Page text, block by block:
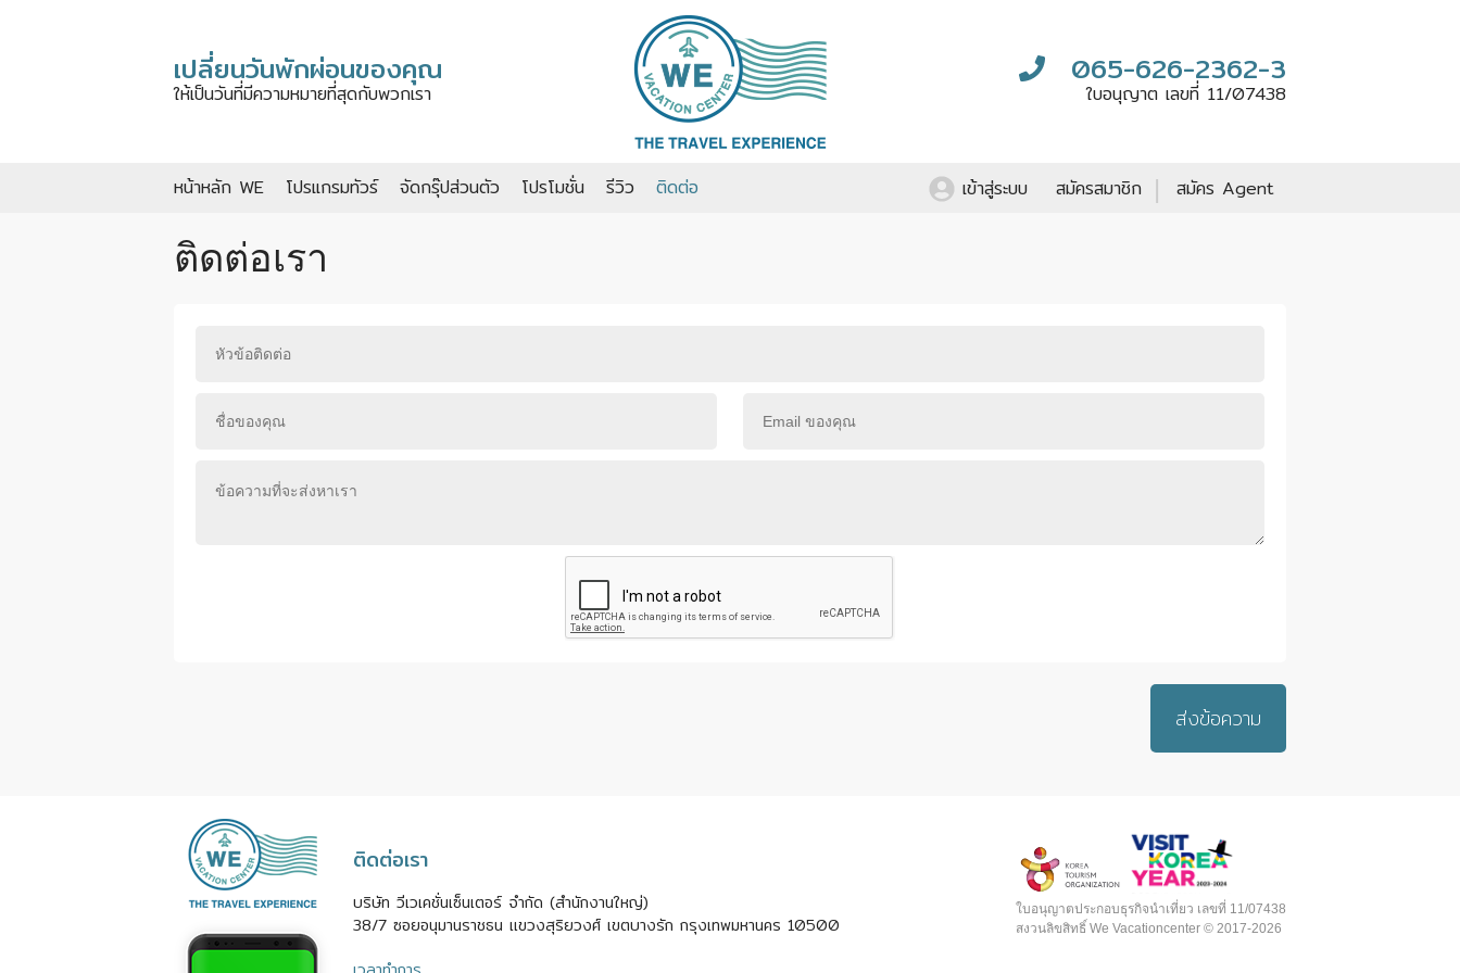
เปลี่ยนวันพักผ่อนของคุณ
ให้เป็นวันที่มีความหมายที่สุดกับพวกเรา
065-626-2362-3
ใบอนุญาต เลขที่ 11/07438
หน้าหลัก WE โปรแกรมทัวร์ จัดกรุ๊ปส่วนตัว โปรโมชั่น รีวิว ติดต่อ เข้าสู่ระบบ สมัครสมาชิก | สมัคร Agent
ติดต่อเรา
ส่งข้อความ
ติดต่อเรา
บริษัท วีเวเคชั่นเซ็นเตอร์ จำกัด (สำนักงานใหญ่)
38/7 ซอยอนุมานราชธน แขวงสุริยวงศ์ เขตบางรัก กรุงเทพมหานคร 10500
ใบอนุญาตประกอบธุรกิจนำเที่ยว เลขที่ 11/07438
สงวนลิขสิทธิ์ We Vacationcenter © 2017-2026